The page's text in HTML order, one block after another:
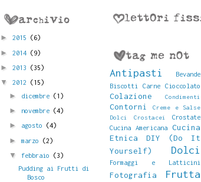
► 2015 (6)
► 2014 (9)
► 2013 (35)
▼ 2012 (15)
► dicembre (1)
► novembre (4)
► agosto (4)
► marzo (2)
▼ febbraio (3)
Pudding ai Frutti di
Bosco
Antipasti
Bevande
Biscotti
Carne Cioccolato
Colazione Condimenti
Contorni
Creme e Salse
Dolci
Crostacei
Crostate
Cucina Americana
Cucina
Etnica
DIY (Do It
Yourself)
Dolci
Formaggi e Latticini
Fotografia Frutta